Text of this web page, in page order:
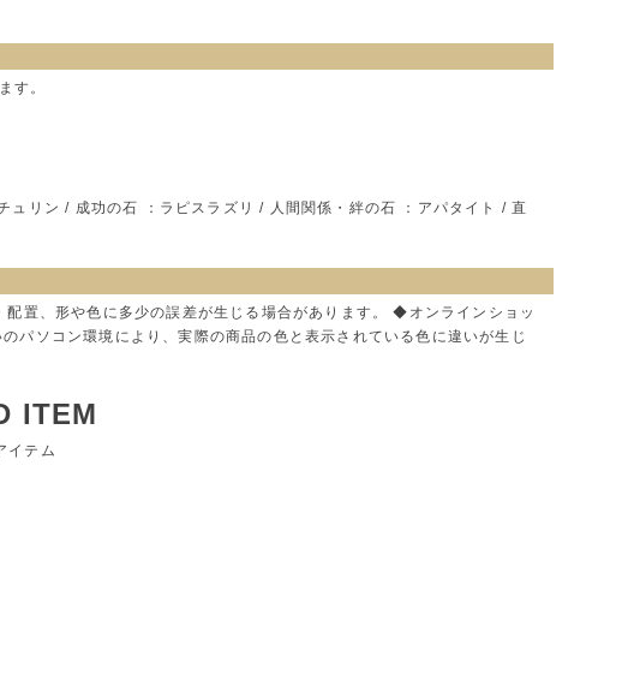
す。
ュリン / 成功の石 ：ラピスラズリ / 人間関係・絆の石 ：アパタイト / 直
置、形や色に多少の誤差が生じる場合があります。 ◆オンラインショッ
パソコン環境により、実際の商品の色と表示されている色に違いが生じ
ITEM
イテム